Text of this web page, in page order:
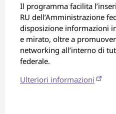
Il programma facilita
RU dell’Amministrazione
disposizione informazioni
e mirato, oltre a
networking all’interno di
federale.
Ulteriori informazioni